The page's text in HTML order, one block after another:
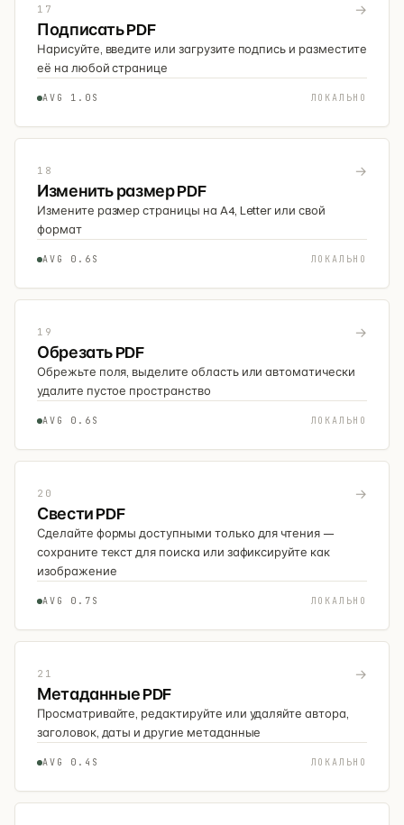
17 →
Подписать PDF
Нарисуйте, введите или загрузите подпись и разместите
её на любой странице
AVG 1.0S ЛОКАЛЬНО
18 →
Изменить размер PDF
Измените размер страницы на A4, Letter или свой
формат
AVG 0.6S ЛОКАЛЬНО
19 →
Обрезать PDF
Обрежьте поля, выделите область или автоматически
удалите пустое пространство
AVG 0.6S ЛОКАЛЬНО
20 →
Свести PDF
Сделайте формы доступными только для чтения —
сохраните текст для поиска или зафиксируйте как
изображение
AVG 0.7S ЛОКАЛЬНО
21 →
Метаданные PDF
Просматривайте, редактируйте или удаляйте автора,
заголовок, даты и другие метаданные
AVG 0.4S ЛОКАЛЬНО